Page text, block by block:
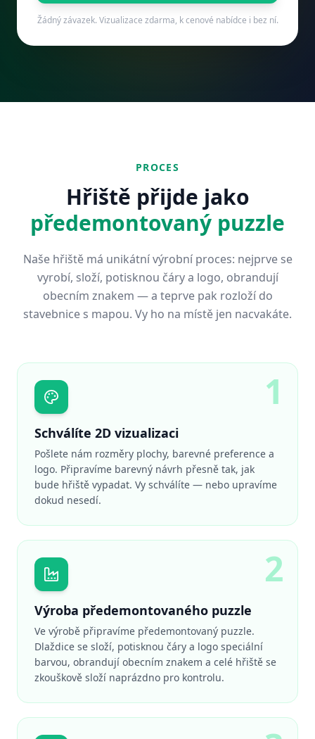
Žádný závazek. Vizualizace zdarma, k cenové nabídce i bez ní.
PROCES
Hřiště přijde jako
předemontovaný puzzle
Naše hřiště má unikátní výrobní proces: nejprve se
vyrobí, složí, potisknou čáry a logo, obrandují
obecním znakem — a teprve pak rozloží do
stavebnice s mapou. Vy ho na místě jen nacvakáte.
1
Schválíte 2D vizualizaci
Pošlete nám rozměry plochy, barevné preference a
logo. Připravíme barevný návrh přesně tak, jak
bude hřiště vypadat. Vy schválíte — nebo upravíme
dokud nesedí.
2
Výroba předemontovaného puzzle
Ve výrobě připravíme předemontovaný puzzle.
Dlaždice se složí, potisknou čáry a logo speciální
barvou, obrandují obecním znakem a celé hřiště se
zkouškově složí naprázdno pro kontrolu.